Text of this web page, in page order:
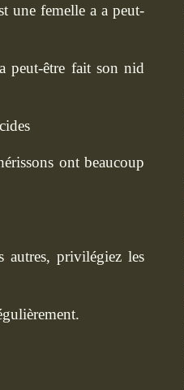
une femelle a a peut-
peut-être fait son nid
ont beaucoup
autres, privilégiez les